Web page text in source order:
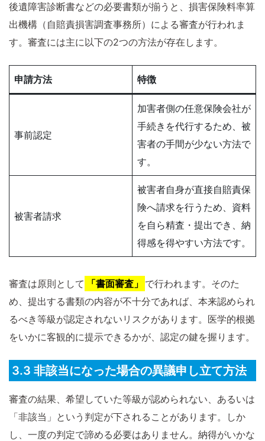
後遺障害診断書などの必要書類が揃うと、損害保険料率算
出機構（自賠責損害調査事務所）による審査が行われま
す。審査には主に以下の2つの方法が存在します。
申請方法 特徴
事前認定
加害者側の任意保険会社が
手続きを代行するため、被
害者の手間が少ない方法で
す。
被害者請求
被害者自身が直接自賠責保
険へ請求を行うため、資料
を自ら精査・提出でき、納
得感を得やすい方法です。
審査は原則として 「書面審査」 で行われます。そのた
め、提出する書類の内容が不十分であれば、本来認められ
るべき等級が認定されないリスクがあります。医学的根拠
をいかに客観的に提示できるかが、認定の鍵を握ります。
3.3 非該当になった場合の異議申し立て方法
審査の結果、希望していた等級が認められない、あるいは
「非該当」という判定が下されることがあります。しか
し、一度の判定で諦める必要はありません。納得がいかな